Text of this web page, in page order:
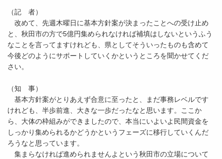
（記 者）
改めて、先週木曜日に基本方針案が決まったことへの受け止め
と、秋田市の方で5億円集められなければ補填はしないというふう
なことを言ってますけれども、県としてそういったものも含めて
今後どのようにサポートしていくかというところを聞かせてくだ
さい。
（知 事）
基本方針案がとりあえず合意に至ったと、まだ事務レベルです
けれども、半歩前進、大きな一歩だったなと思います。ここか
ら、大体の枠組みができましたので、本当にいよいよ民間資金を
しっかり集められるかどうかというフェーズに移行していくんだ
ろうなと思っています。
集まらなければ進められませんよという秋田市の立場について